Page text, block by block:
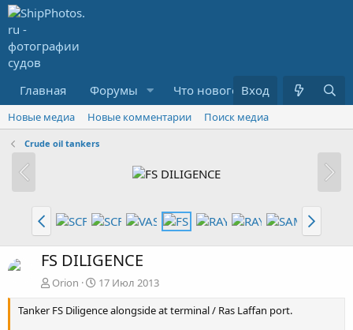
Главная Форумы Что нового? Медиа
Вход
Новые медиа Новые комментарии Поиск медиа
Crude oil tankers
FS DILIGENCE
Orion
17 Июл 2013
Tanker FS Diligence alongside at terminal / Ras Laffan port.